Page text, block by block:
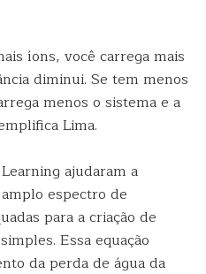
íons, você carrega mais
diminui. Se tem menos
menos o sistema e a
Lima.
ajudaram a
espectro de
para a criação de
Essa equação
da perda de água da